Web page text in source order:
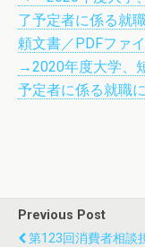
了予定者に係る就
頼文書／PDFファイ
→2020年度大学、
予定者に係る就職
Previous Post
第123回消費者相談